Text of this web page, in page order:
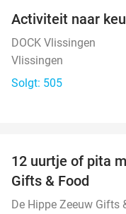
Activiteit naar
DOCK Vlissingen
Vlissingen
Solgt: 505
12 uurtje of pita
Gifts & Food
De Hippe Zeeuw Gifts